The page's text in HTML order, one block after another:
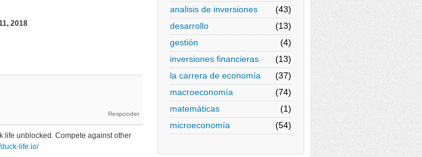
analisis de inversiones
(43)
desarrollo
(13)
gestión
(4)
inversiones financieras
(13)
la carrera de economía
(37)
macroeconomía
(74)
matemáticas
(1)
microeconomía
(54)
2018
life unblocked. Compete against other
duck-life.io/